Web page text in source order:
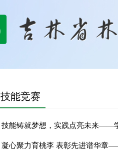
技能竞赛
技能铸就梦想，实践点亮未来——